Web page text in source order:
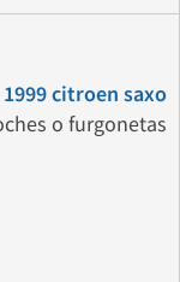
1999 citroen saxo
o furgonetas